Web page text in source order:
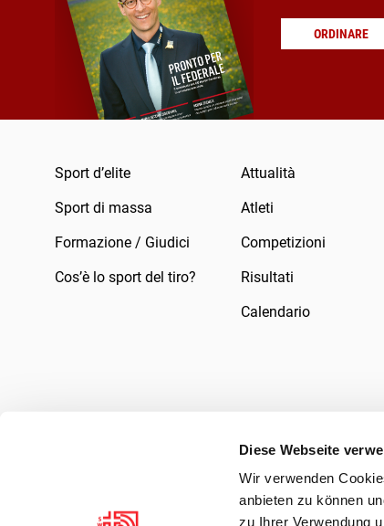
Diese Webseite
Wir verwenden
anbieten zu können
zu Ihrer Verwendung
ORDINARE
Sport d’elite
Sport di massa
Formazione / Giudici
Cos’è lo sport del tiro?
Attualità
Atleti
Competizioni
Risultati
Calendario
Informativa